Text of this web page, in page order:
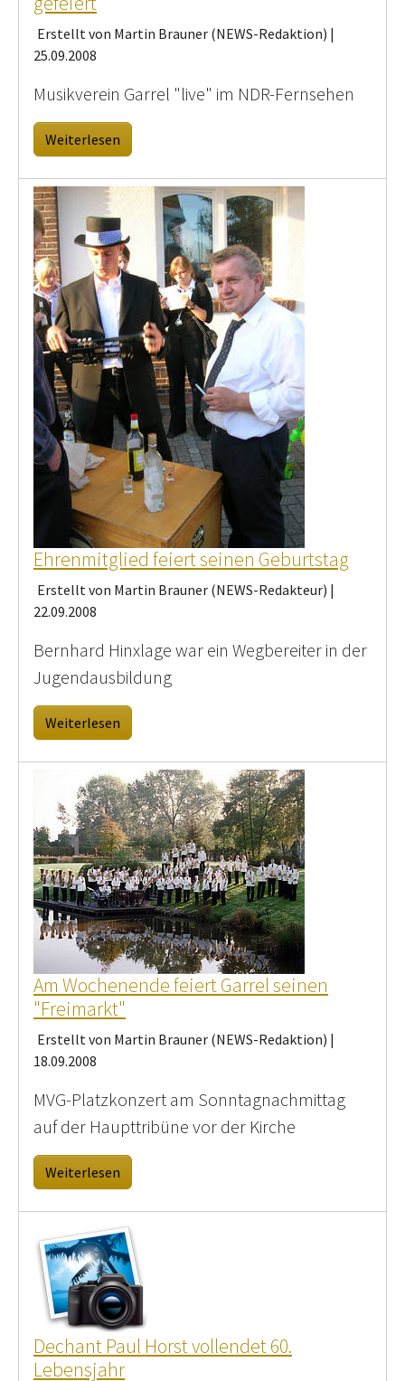
Erstellt von Martin Brauner (NEWS-Redaktion) |
25.09.2008
Musikverein Garrel "live" im NDR-Fernsehen
Weiterlesen
Ehrenmitglied feiert seinen Geburtstag
Erstellt von Martin Brauner (NEWS-Redakteur) |
22.09.2008
Bernhard Hinxlage war ein Wegbereiter in der
Jugendausbildung
Weiterlesen
Am Wochenende feiert Garrel seinen
"Freimarkt"
Erstellt von Martin Brauner (NEWS-Redaktion) |
18.09.2008
MVG-Platzkonzert am Sonntagnachmittag
auf der Haupttribüne vor der Kirche
Weiterlesen
Dechant Paul Horst vollendet 60.
Lebensjahr